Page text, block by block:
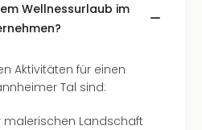
Wellnessurlaub im
Aktivitäten für einen
Tal sind:
malerischen Landschaft